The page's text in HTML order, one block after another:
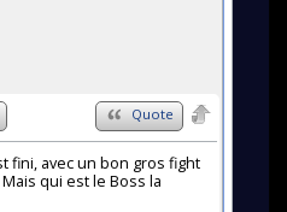
Quote
fini, avec un bon gros fight
qui est le Boss la